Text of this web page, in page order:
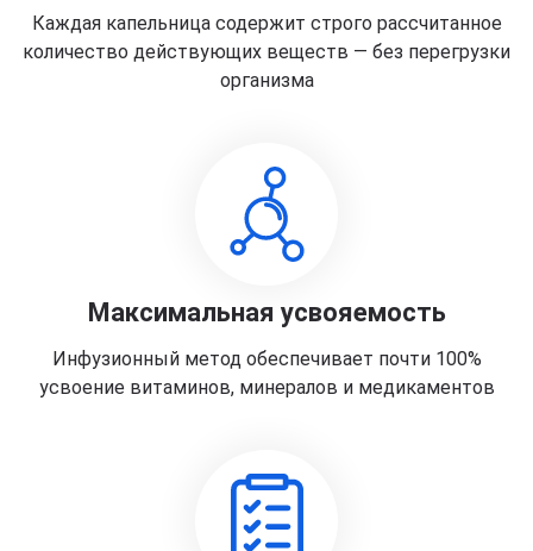
Каждая капельница содержит строго рассчитанное
количество действующих веществ — без перегрузки
организма
Максимальная усвояемость
Инфузионный метод обеспечивает почти 100%
усвоение витаминов, минералов и медикаментов